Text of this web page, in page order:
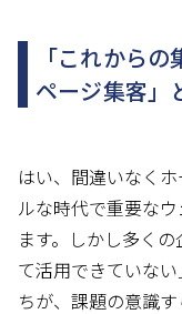
「これから
ページ集客」
はい、間違いなく
ルな時代で重要な
ます。しかし多く
て活用できていな
ちが、課題の意識す